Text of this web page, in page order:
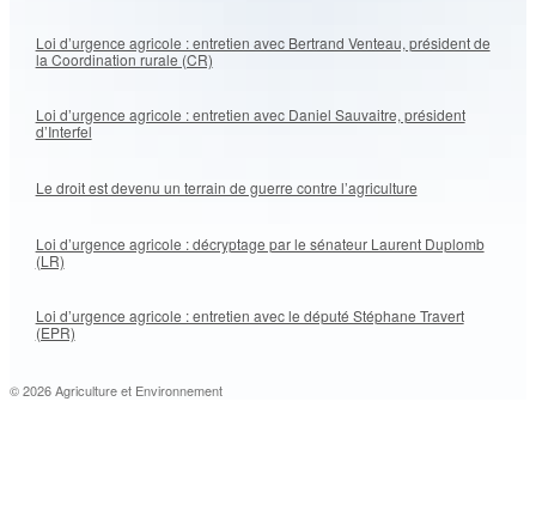
Loi d’urgence agricole : entretien avec Bertrand Venteau, président de
la Coordination rurale (CR)
Loi d’urgence agricole : entretien avec Daniel Sauvaitre, président
d’Interfel
Le droit est devenu un terrain de guerre contre l’agriculture
Loi d’urgence agricole : décryptage par le sénateur Laurent Duplomb
(LR)
Loi d’urgence agricole : entretien avec le député Stéphane Travert
(EPR)
© 2026 Agriculture et Environnement